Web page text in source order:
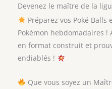
Devenez le maître de la
Préparez vos Poké
Pokémon hebdomadaires !
en format construit et
endiablés !
Que vous soyez un